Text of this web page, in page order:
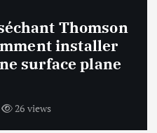
F94841WH LG
faire si la machine
inconnue ?
26 views